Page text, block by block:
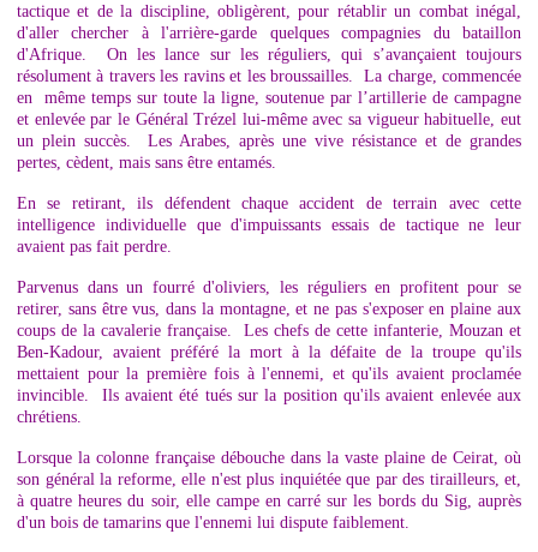
tactique et de la discipline, obligèrent, pour rétablir un combat inégal,
d'aller chercher à l'arrière-garde quelques compagnies du bataillon
d'Afrique. On les lance sur les réguliers, qui s’avançaient toujours
résolument à travers les ravins et les broussailles. La charge, commencée
en même temps sur toute la ligne, soutenue par l’artillerie de campagne
et enlevée par le Général Trézel lui-même avec sa vigueur habituelle, eut
un plein succès. Les Arabes, après une vive résistance et de grandes
pertes, cèdent, mais sans être entamés.
En se retirant, ils défendent chaque accident de terrain avec cette
intelligence individuelle que d'impuissants essais de tactique ne leur
avaient pas fait perdre.
Parvenus dans un fourré d'oliviers, les réguliers en profitent pour se
retirer, sans être vus, dans la montagne, et ne pas s'exposer en plaine aux
coups de la cavalerie française. Les chefs de cette infanterie, Mouzan et
Ben-Kadour, avaient préféré la mort à la défaite de la troupe qu'ils
mettaient pour la première fois à l'ennemi, et qu'ils avaient proclamée
invincible. Ils avaient été tués sur la position qu'ils avaient enlevée aux
chrétiens.
Lorsque la colonne française débouche dans la vaste plaine de Ceirat, où
son général la reforme, elle n'est plus inquiétée que par des tirailleurs, et,
à quatre heures du soir, elle campe en carré sur les bords du Sig, auprès
d'un bois de tamarins que l'ennemi lui dispute faiblement.